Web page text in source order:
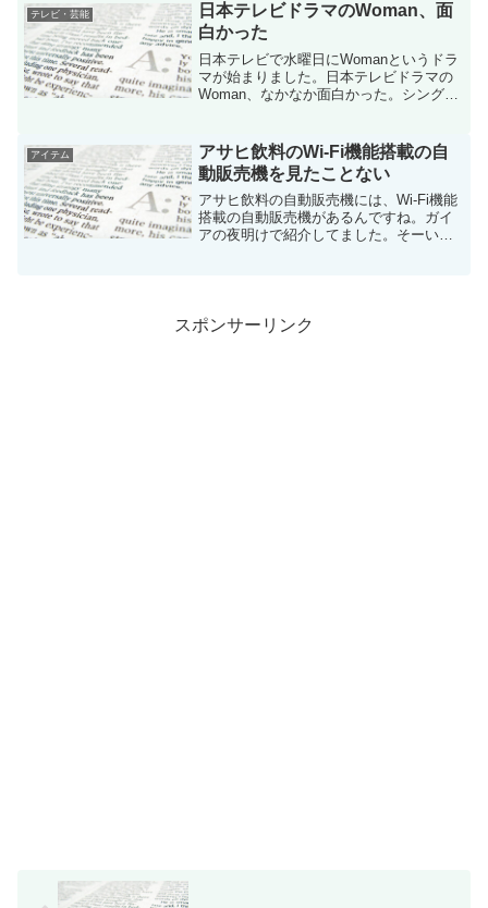
テレビ・芸能
日本テレビドラマのWoman、面
白かった
日本テレビで水曜日にWomanというドラ
マが始まりました。日本テレビドラマの
Woman、なかなか面白かった。シングル
です。初回視聴率が13・9%とのことです
が、主演の満...
アイテム
アサヒ飲料のWi-Fi機能搭載の自
動販売機を見たことない
アサヒ飲料の自動販売機には、Wi-Fi機能
搭載の自動販売機があるんですね。ガイ
アの夜明けで紹介してました。そーいえ
スポンサーリンク